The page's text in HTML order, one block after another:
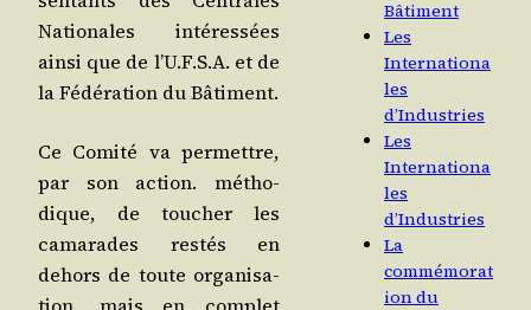
Natio­nales inté­res­sées
ain­si que de l’U.F.S.A. et de
la Fédé­ra­tion du Bâtiment.
Ce Comi­té va per­mettre,
par son action. métho­
dique, de tou­cher les
cama­rades res­tés en
dehors de toute orga­ni­sa­
Bâtiment
Les
Internationa
les
d’Industries
Les
Internationa
les
d’Industries
La
commémorat
ion du